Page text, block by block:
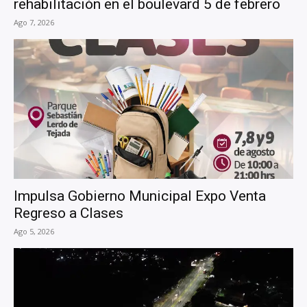
rehabilitación en el boulevard 5 de febrero
Ago 7, 2026
Impulsa Gobierno Municipal Expo Venta
Regreso a Clases
Ago 5, 2026